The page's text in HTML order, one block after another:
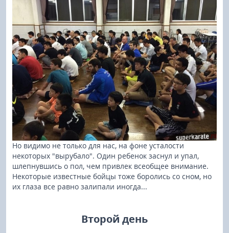
Но видимо не только для нас, на фоне усталости
некоторых "вырубало". Один ребенок заснул и упал,
шлепнувшись о пол, чем привлек всеобщее внимание.
Некоторые известные бойцы тоже боролись со сном, но
их глаза все равно залипали иногда...
Второй день